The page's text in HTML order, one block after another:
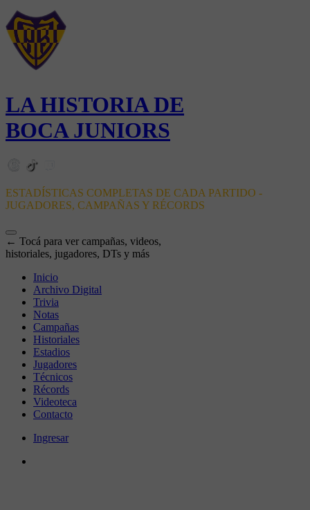
LA HISTORIA DE
BOCA JUNIORS
ESTADÍSTICAS COMPLETAS DE CADA PARTIDO -
JUGADORES, CAMPAÑAS Y RÉCORDS
← Tocá para ver campañas, videos,
historiales, jugadores, DTs y más
Inicio
Archivo Digital
Trivia
Notas
Campañas
Historiales
Estadios
Jugadores
Técnicos
Récords
Videoteca
Contacto
Ingresar